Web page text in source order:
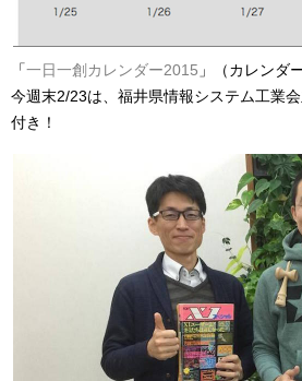
「一日一創カレンダー2015 」（カレンダ
今週末2/23は、福井県情報システム工業
付き！